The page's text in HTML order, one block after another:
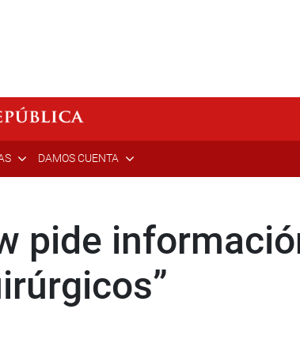
DAMOS CUENTA
pide